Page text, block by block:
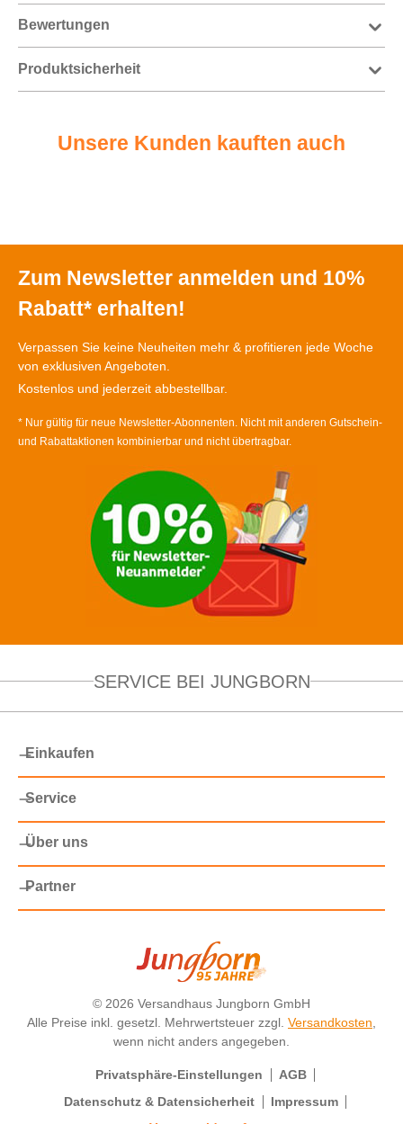
Bewertungen
Produktsicherheit
Unsere Kunden kauften auch
Zum Newsletter anmelden und 10%
Rabatt* erhalten!
Verpassen Sie keine Neuheiten mehr & profitieren jede Woche
von exklusiven Angeboten.
Kostenlos und jederzeit abbestellbar.
* Nur gültig für neue Newsletter-Abonnenten. Nicht mit anderen Gutschein-
und Rabattaktionen kombinierbar und nicht übertragbar.
SERVICE BEI JUNGBORN
Einkaufen
Service
Über uns
Partner
© 2026 Versandhaus Jungborn GmbH
Alle Preise inkl. gesetzl. Mehrwertsteuer zzgl. Versandkosten,
wenn nicht anders angegeben.
Privatsphäre-Einstellungen
AGB
Datenschutz & Datensicherheit
Impressum